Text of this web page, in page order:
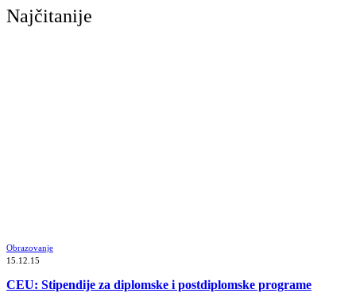
Najčitanije
Obrazovanje
15.12.15
CEU: Stipendije za diplomske i postdiplomske programe